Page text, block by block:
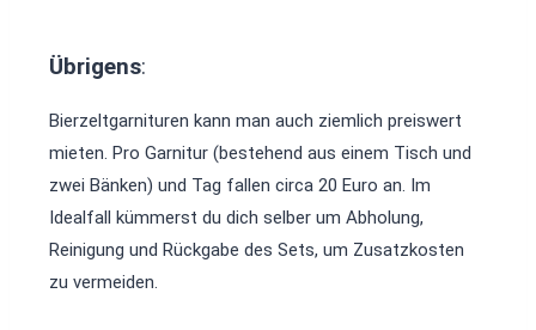
Übrigens:
Bierzeltgarnituren kann man auch ziemlich preiswert
mieten. Pro Garnitur (bestehend aus einem Tisch und
zwei Bänken) und Tag fallen circa 20 Euro an. Im
Idealfall kümmerst du dich selber um Abholung,
Reinigung und Rückgabe des Sets, um Zusatzkosten
zu vermeiden.